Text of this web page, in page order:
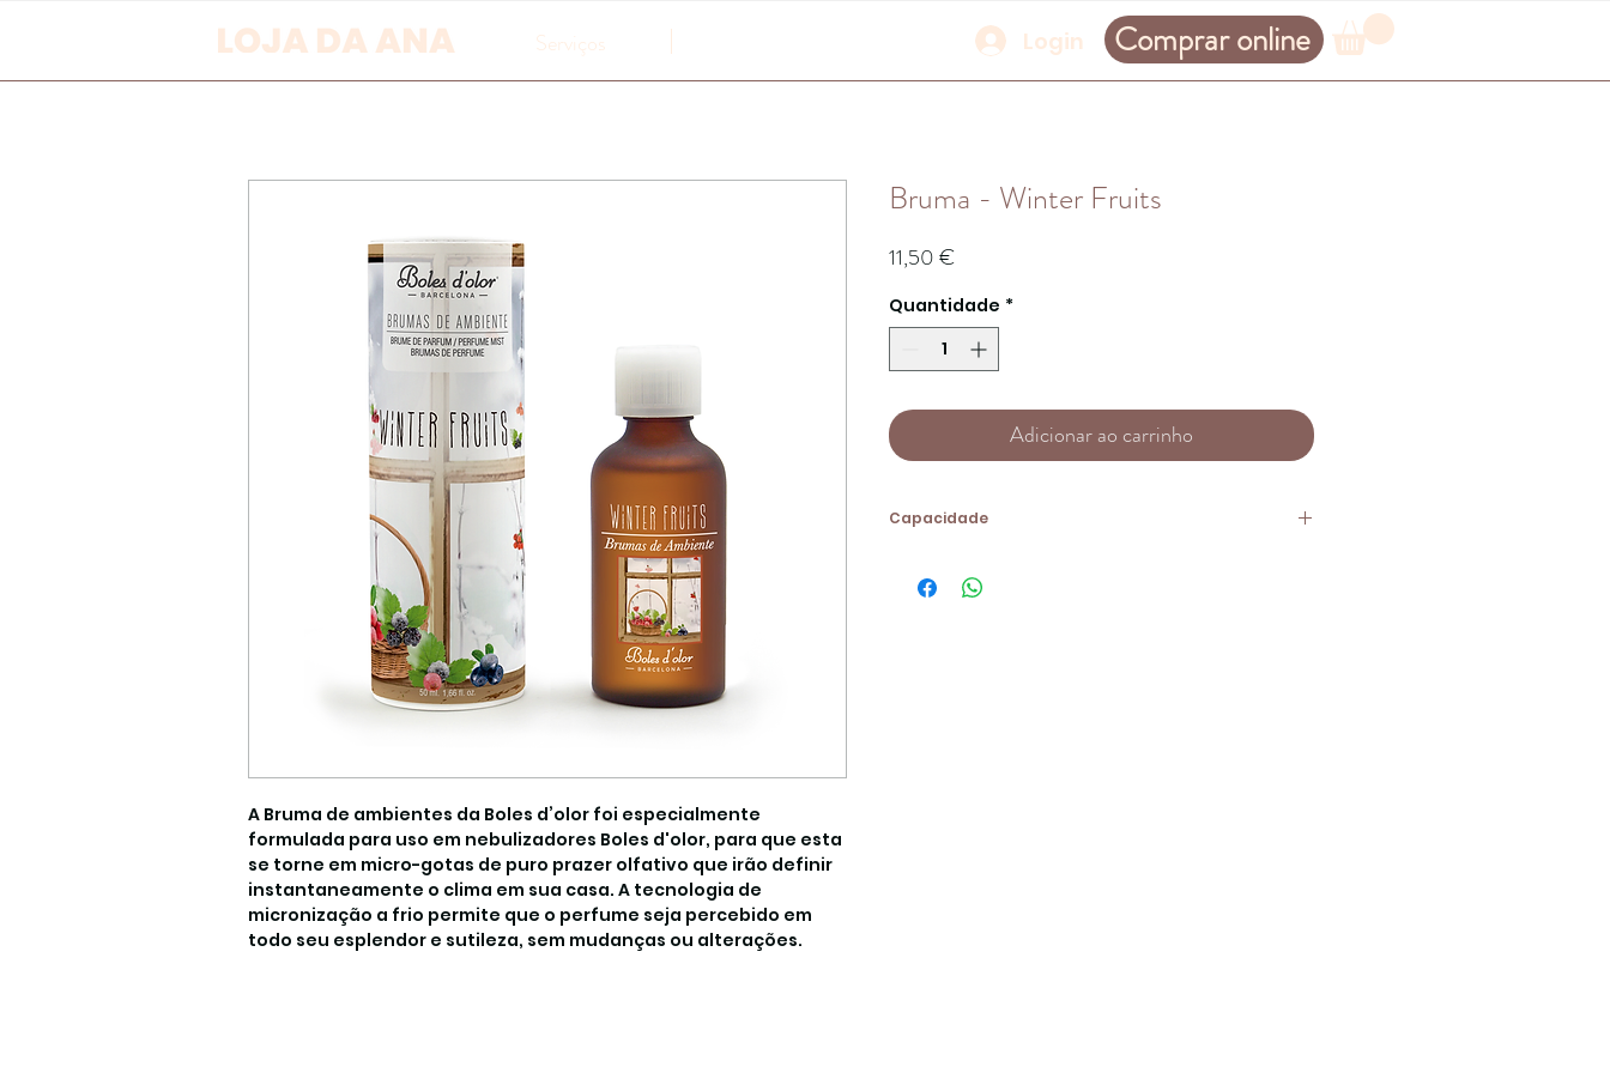
Serviços Login Comprar online
A Bruma de ambientes da Boles d’olor foi especialmente
formulada para uso em nebulizadores Boles d'olor, para que esta
se torne em micro-gotas de puro prazer olfativo que irão definir
instantaneamente o clima em sua casa. A tecnologia de
micronização a frio permite que o perfume seja percebido em
todo seu esplendor e sutileza, sem mudanças ou alterações.
Bruma - Winter Fruits
11,50 €Preço
Quantidade *
Adicionar ao carrinho
Capacidade